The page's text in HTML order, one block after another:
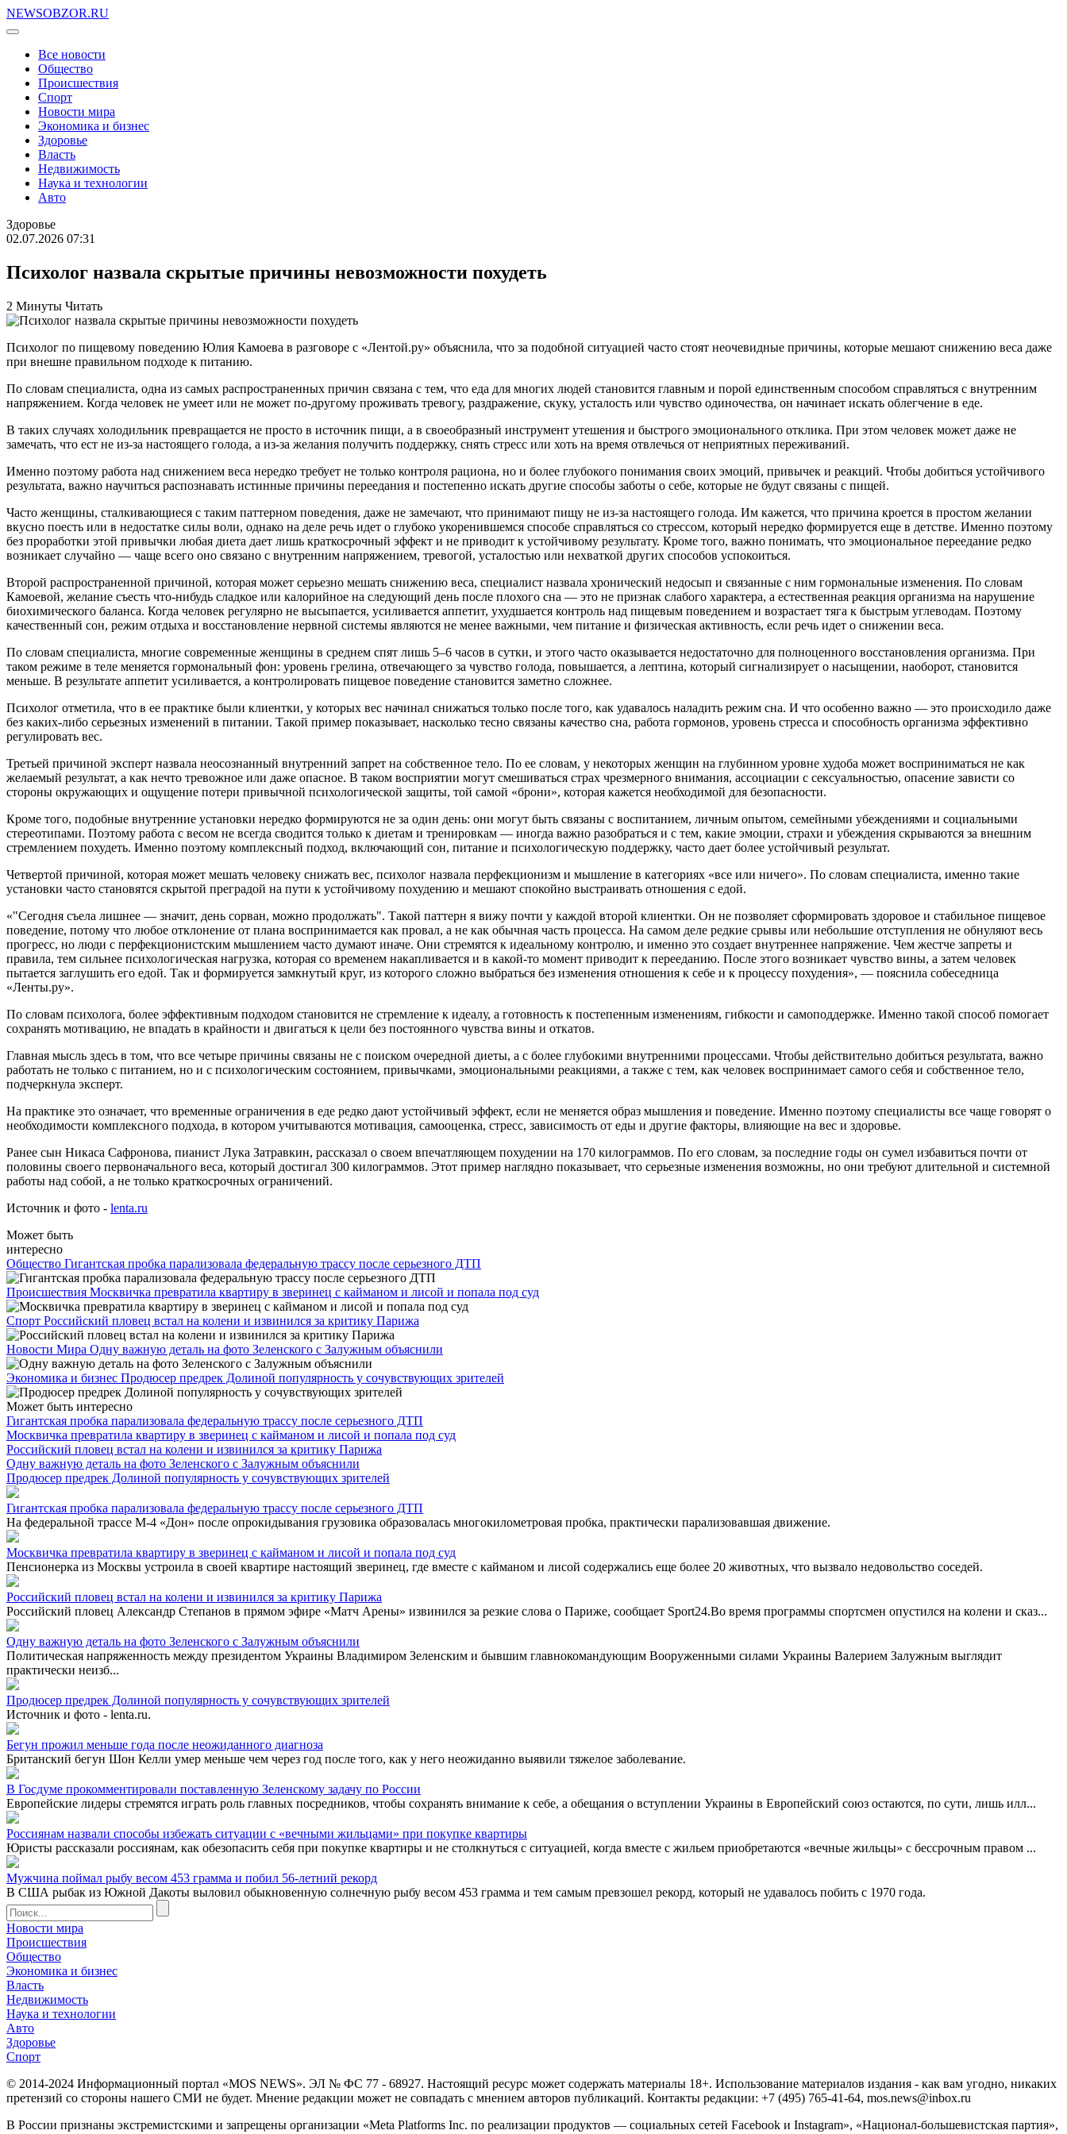
NEWSOBZOR.RU
Все новости
Общество
Происшествия
Спорт
Новости мира
Экономика и бизнес
Здоровье
Власть
Недвижимость
Наука и технологии
Авто
Здоровье
02.07.2026 07:31
Психолог назвала скрытые причины невозможности похудеть
2 Минуты Читать
Психолог по пищевому поведению Юлия Камоева в разговоре с «Лентой.ру» объяснила, что за подобной ситуацией часто стоят неочевидные причины, которые мешают снижению веса даже
при внешне правильном подходе к питанию.
По словам специалиста, одна из самых распространенных причин связана с тем, что еда для многих людей становится главным и порой единственным способом справляться с внутренним
напряжением. Когда человек не умеет или не может по-другому проживать тревогу, раздражение, скуку, усталость или чувство одиночества, он начинает искать облегчение в еде.
В таких случаях холодильник превращается не просто в источник пищи, а в своеобразный инструмент утешения и быстрого эмоционального отклика. При этом человек может даже не
замечать, что ест не из-за настоящего голода, а из-за желания получить поддержку, снять стресс или хоть на время отвлечься от неприятных переживаний.
Именно поэтому работа над снижением веса нередко требует не только контроля рациона, но и более глубокого понимания своих эмоций, привычек и реакций. Чтобы добиться устойчивого
результата, важно научиться распознавать истинные причины переедания и постепенно искать другие способы заботы о себе, которые не будут связаны с пищей.
Часто женщины, сталкивающиеся с таким паттерном поведения, даже не замечают, что принимают пищу не из-за настоящего голода. Им кажется, что причина кроется в простом желании
вкусно поесть или в недостатке силы воли, однако на деле речь идет о глубоко укоренившемся способе справляться со стрессом, который нередко формируется еще в детстве. Именно поэтому
без проработки этой привычки любая диета дает лишь краткосрочный эффект и не приводит к устойчивому результату. Кроме того, важно понимать, что эмоциональное переедание редко
возникает случайно — чаще всего оно связано с внутренним напряжением, тревогой, усталостью или нехваткой других способов успокоиться.
Второй распространенной причиной, которая может серьезно мешать снижению веса, специалист назвала хронический недосып и связанные с ним гормональные изменения. По словам
Камоевой, желание съесть что-нибудь сладкое или калорийное на следующий день после плохого сна — это не признак слабого характера, а естественная реакция организма на нарушение
биохимического баланса. Когда человек регулярно не высыпается, усиливается аппетит, ухудшается контроль над пищевым поведением и возрастает тяга к быстрым углеводам. Поэтому
качественный сон, режим отдыха и восстановление нервной системы являются не менее важными, чем питание и физическая активность, если речь идет о снижении веса.
По словам специалиста, многие современные женщины в среднем спят лишь 5–6 часов в сутки, и этого часто оказывается недостаточно для полноценного восстановления организма. При
таком режиме в теле меняется гормональный фон: уровень грелина, отвечающего за чувство голода, повышается, а лептина, который сигнализирует о насыщении, наоборот, становится
меньше. В результате аппетит усиливается, а контролировать пищевое поведение становится заметно сложнее.
Психолог отметила, что в ее практике были клиентки, у которых вес начинал снижаться только после того, как удавалось наладить режим сна. И что особенно важно — это происходило даже
без каких-либо серьезных изменений в питании. Такой пример показывает, насколько тесно связаны качество сна, работа гормонов, уровень стресса и способность организма эффективно
регулировать вес.
Третьей причиной эксперт назвала неосознанный внутренний запрет на собственное тело. По ее словам, у некоторых женщин на глубинном уровне худоба может восприниматься не как
желаемый результат, а как нечто тревожное или даже опасное. В таком восприятии могут смешиваться страх чрезмерного внимания, ассоциации с сексуальностью, опасение зависти со
стороны окружающих и ощущение потери привычной психологической защиты, той самой «брони», которая кажется необходимой для безопасности.
Кроме того, подобные внутренние установки нередко формируются не за один день: они могут быть связаны с воспитанием, личным опытом, семейными убеждениями и социальными
стереотипами. Поэтому работа с весом не всегда сводится только к диетам и тренировкам — иногда важно разобраться и с тем, какие эмоции, страхи и убеждения скрываются за внешним
стремлением похудеть. Именно поэтому комплексный подход, включающий сон, питание и психологическую поддержку, часто дает более устойчивый результат.
Четвертой причиной, которая может мешать человеку снижать вес, психолог назвала перфекционизм и мышление в категориях «все или ничего». По словам специалиста, именно такие
установки часто становятся скрытой преградой на пути к устойчивому похудению и мешают спокойно выстраивать отношения с едой.
«"Сегодня съела лишнее — значит, день сорван, можно продолжать". Такой паттерн я вижу почти у каждой второй клиентки. Он не позволяет сформировать здоровое и стабильное пищевое
поведение, потому что любое отклонение от плана воспринимается как провал, а не как обычная часть процесса. На самом деле редкие срывы или небольшие отступления не обнуляют весь
прогресс, но люди с перфекционистским мышлением часто думают иначе. Они стремятся к идеальному контролю, и именно это создает внутреннее напряжение. Чем жестче запреты и
правила, тем сильнее психологическая нагрузка, которая со временем накапливается и в какой-то момент приводит к перееданию. После этого возникает чувство вины, а затем человек
пытается заглушить его едой. Так и формируется замкнутый круг, из которого сложно выбраться без изменения отношения к себе и к процессу похудения», — пояснила собеседница
«Ленты.ру».
По словам психолога, более эффективным подходом становится не стремление к идеалу, а готовность к постепенным изменениям, гибкости и самоподдержке. Именно такой способ помогает
сохранять мотивацию, не впадать в крайности и двигаться к цели без постоянного чувства вины и откатов.
Главная мысль здесь в том, что все четыре причины связаны не с поиском очередной диеты, а с более глубокими внутренними процессами. Чтобы действительно добиться результата, важно
работать не только с питанием, но и с психологическим состоянием, привычками, эмоциональными реакциями, а также с тем, как человек воспринимает самого себя и собственное тело,
подчеркнула эксперт.
На практике это означает, что временные ограничения в еде редко дают устойчивый эффект, если не меняется образ мышления и поведение. Именно поэтому специалисты все чаще говорят о
необходимости комплексного подхода, в котором учитываются мотивация, самооценка, стресс, зависимость от еды и другие факторы, влияющие на вес и здоровье.
Ранее сын Никаса Сафронова, пианист Лука Затравкин, рассказал о своем впечатляющем похудении на 170 килограммов. По его словам, за последние годы он сумел избавиться почти от
половины своего первоначального веса, который достигал 300 килограммов. Этот пример наглядно показывает, что серьезные изменения возможны, но они требуют длительной и системной
работы над собой, а не только краткосрочных ограничений.
Источник и фото - lenta.ru
Может быть
интересно
Общество Гигантская пробка парализовала федеральную трассу после серьезного ДТП
Происшествия Москвичка превратила квартиру в зверинец с кайманом и лисой и попала под суд
Спорт Российский пловец встал на колени и извинился за критику Парижа
Новости Мира Одну важную деталь на фото Зеленского с Залужным объяснили
Экономика и бизнес Продюсер предрек Долиной популярность у сочувствующих зрителей
Может быть интересно
Гигантская пробка парализовала федеральную трассу после серьезного ДТП
Москвичка превратила квартиру в зверинец с кайманом и лисой и попала под суд
Российский пловец встал на колени и извинился за критику Парижа
Одну важную деталь на фото Зеленского с Залужным объяснили
Продюсер предрек Долиной популярность у сочувствующих зрителей
Гигантская пробка парализовала федеральную трассу после серьезного ДТП
На федеральной трассе М-4 «Дон» после опрокидывания грузовика образовалась многокилометровая пробка, практически парализовавшая движение.
Москвичка превратила квартиру в зверинец с кайманом и лисой и попала под суд
Пенсионерка из Москвы устроила в своей квартире настоящий зверинец, где вместе с кайманом и лисой содержались еще более 20 животных, что вызвало недовольство соседей.
Российский пловец встал на колени и извинился за критику Парижа
Российский пловец Александр Степанов в прямом эфире «Матч Арены» извинился за резкие слова о Париже, сообщает Sport24.Во время программы спортсмен опустился на колени и сказ...
Одну важную деталь на фото Зеленского с Залужным объяснили
Политическая напряженность между президентом Украины Владимиром Зеленским и бывшим главнокомандующим Вооруженными силами Украины Валерием Залужным выглядит
практически неизб...
Продюсер предрек Долиной популярность у сочувствующих зрителей
Источник и фото - lenta.ru.
Бегун прожил меньше года после неожиданного диагноза
Британский бегун Шон Келли умер меньше чем через год после того, как у него неожиданно выявили тяжелое заболевание.
В Госдуме прокомментировали поставленную Зеленскому задачу по России
Европейские лидеры стремятся играть роль главных посредников, чтобы сохранять внимание к себе, а обещания о вступлении Украины в Европейский союз остаются, по сути, лишь илл...
Россиянам назвали способы избежать ситуации с «вечными жильцами» при покупке квартиры
Юристы рассказали россиянам, как обезопасить себя при покупке квартиры и не столкнуться с ситуацией, когда вместе с жильем приобретаются «вечные жильцы» с бессрочным правом ...
Мужчина поймал рыбу весом 453 грамма и побил 56-летний рекорд
В США рыбак из Южной Дакоты выловил обыкновенную солнечную рыбу весом 453 грамма и тем самым превзошел рекорд, который не удавалось побить с 1970 года.
Новости мира
Происшествия
Общество
Экономика и бизнес
Власть
Недвижимость
Наука и технологии
Авто
Здоровье
Спорт
© 2014-2024 Информационный портал «MOS NEWS». ЭЛ № ФС 77 - 68927. Настоящий ресурс может содержать материалы 18+. Использование материалов издания - как вам угодно, никаких
претензий со стороны нашего СМИ не будет. Мнение редакции может не совпадать с мнением авторов публикаций. Контакты редакции: +7 (495) 765-41-64, mos.news@inbox.ru
В России признаны экстремистскими и запрещены организации «Meta Platforms Inc. по реализации продуктов — социальных сетей Facebook и Instagram», «Национал-большевистская партия»,